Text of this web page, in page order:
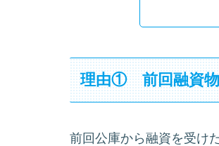
理由① 前回融資物
前回公庫から融資を受け